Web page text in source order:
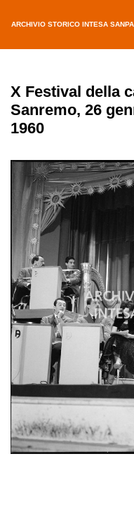
ARCHIVIO STORICO INTESA
X Festival della
Sanremo, 26
1960